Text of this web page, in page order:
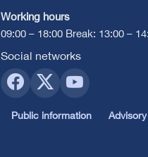
Working hours
09:00 – 18:00 Break: 13:00 –
Social networks
Public information Advisory